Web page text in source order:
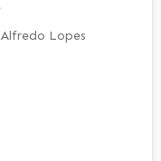
Alfredo Lopes